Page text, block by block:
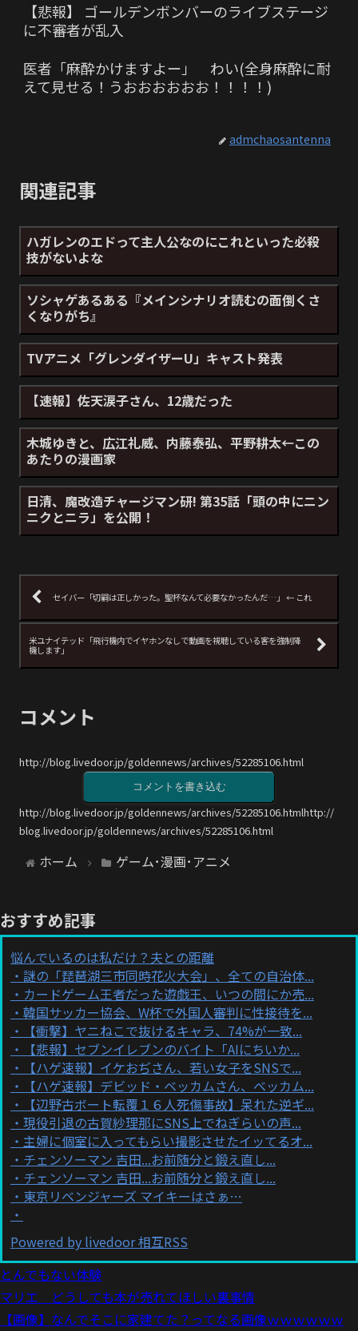
【悲報】 ゴールデンボンバーのライブステージ
に不審者が乱入
医者「麻酔かけますよー」 わい(全身麻酔に耐
えて見せる！うおおおおおお！！！！)
admchaosantenna
関連記事
ハガレンのエドって主人公なのにこれといった必殺
技がないよな
ソシャゲあるある『メインシナリオ読むの面倒くさ
くなりがち』
TVアニメ「グレンダイザーU」キャスト発表
【速報】佐天涙子さん、12歳だった
木城ゆきと、広江礼威、内藤泰弘、平野耕太←この
あたりの漫画家
日清、魔改造チャージマン研! 第35話「頭の中にニン
ニクとニラ」を公開！
セイバー「切嗣は正しかった。聖杯なんて必要なかったんだ…」 ← これ
米ユナイテッド「飛行機内でイヤホンなしで動画を視聴している客を強制降
機します」
コメント
http://blog.livedoor.jp/goldennews/archives/52285106.html
コメントを書き込む
http://blog.livedoor.jp/goldennews/archives/52285106.htmlhttp://
blog.livedoor.jp/goldennews/archives/52285106.html
ホーム ゲーム･漫画･アニメ
おすすめ記事
悩んでいるのは私だけ？夫との距離
謎の「琵琶湖三市同時花火大会」、全ての自治体...
カードゲーム王者だった遊戯王、いつの間にか売...
韓国サッカー協会、W杯で外国人審判に性接待を...
【衝撃】ヤニねこで抜けるキャラ、74%が一致...
【悲報】セブンイレブンのバイト「AIにちいか...
【ハゲ速報】イケおぢさん、若い女子をSNSで...
【ハゲ速報】デビッド・ベッカムさん、ベッカム...
【辺野古ボート転覆１６人死傷事故】呆れた逆ギ...
現役引退の古賀紗理那にSNS上でねぎらいの声...
主婦に個室に入ってもらい撮影させたイッてるオ...
チェンソーマン 吉田...お前随分と鍛え直し...
チェンソーマン 吉田...お前随分と鍛え直し...
東京リベンジャーズ マイキーはさぁ…
Powered by livedoor 相互RSS
とんでもない体験
マリエ どうしても本が売れてほしい裏事情
【画像】なんでそこに家建てた？ってなる画像ｗｗｗｗｗｗ